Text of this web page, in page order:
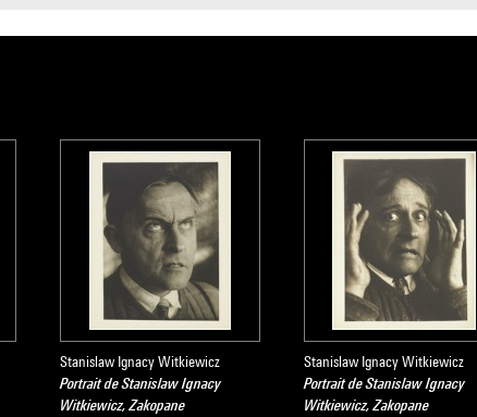
Stanislaw Ignacy Witkiewicz
Portrait de Stanislaw Ignacy
Witkiewicz, Zakopane
Stanislaw Ignacy Witkiewicz
Portrait de Stanislaw Ignacy
Witkiewicz, Zakopane